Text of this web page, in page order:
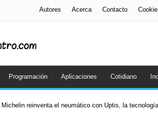
Autores Acerca Contacto
Programación Aplicaciones Cotidiano
Michelin reinventa el neumático con Uptis, la